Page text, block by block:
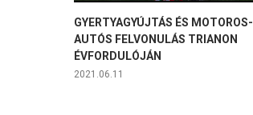
GYERTYAGYÚJTÁS ÉS MOTOROS-
AUTÓS FELVONULÁS TRIANON
ÉVFORDULÓJÁN
2021.06.11